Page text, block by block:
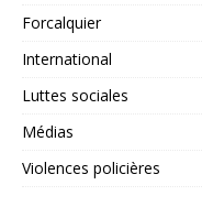
Forcalquier
International
Luttes sociales
Médias
Violences policières